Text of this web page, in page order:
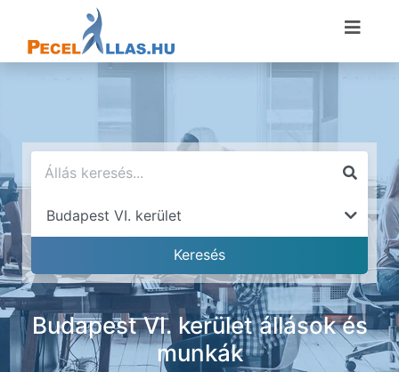
Budapest VI. kerület állások és
munkák